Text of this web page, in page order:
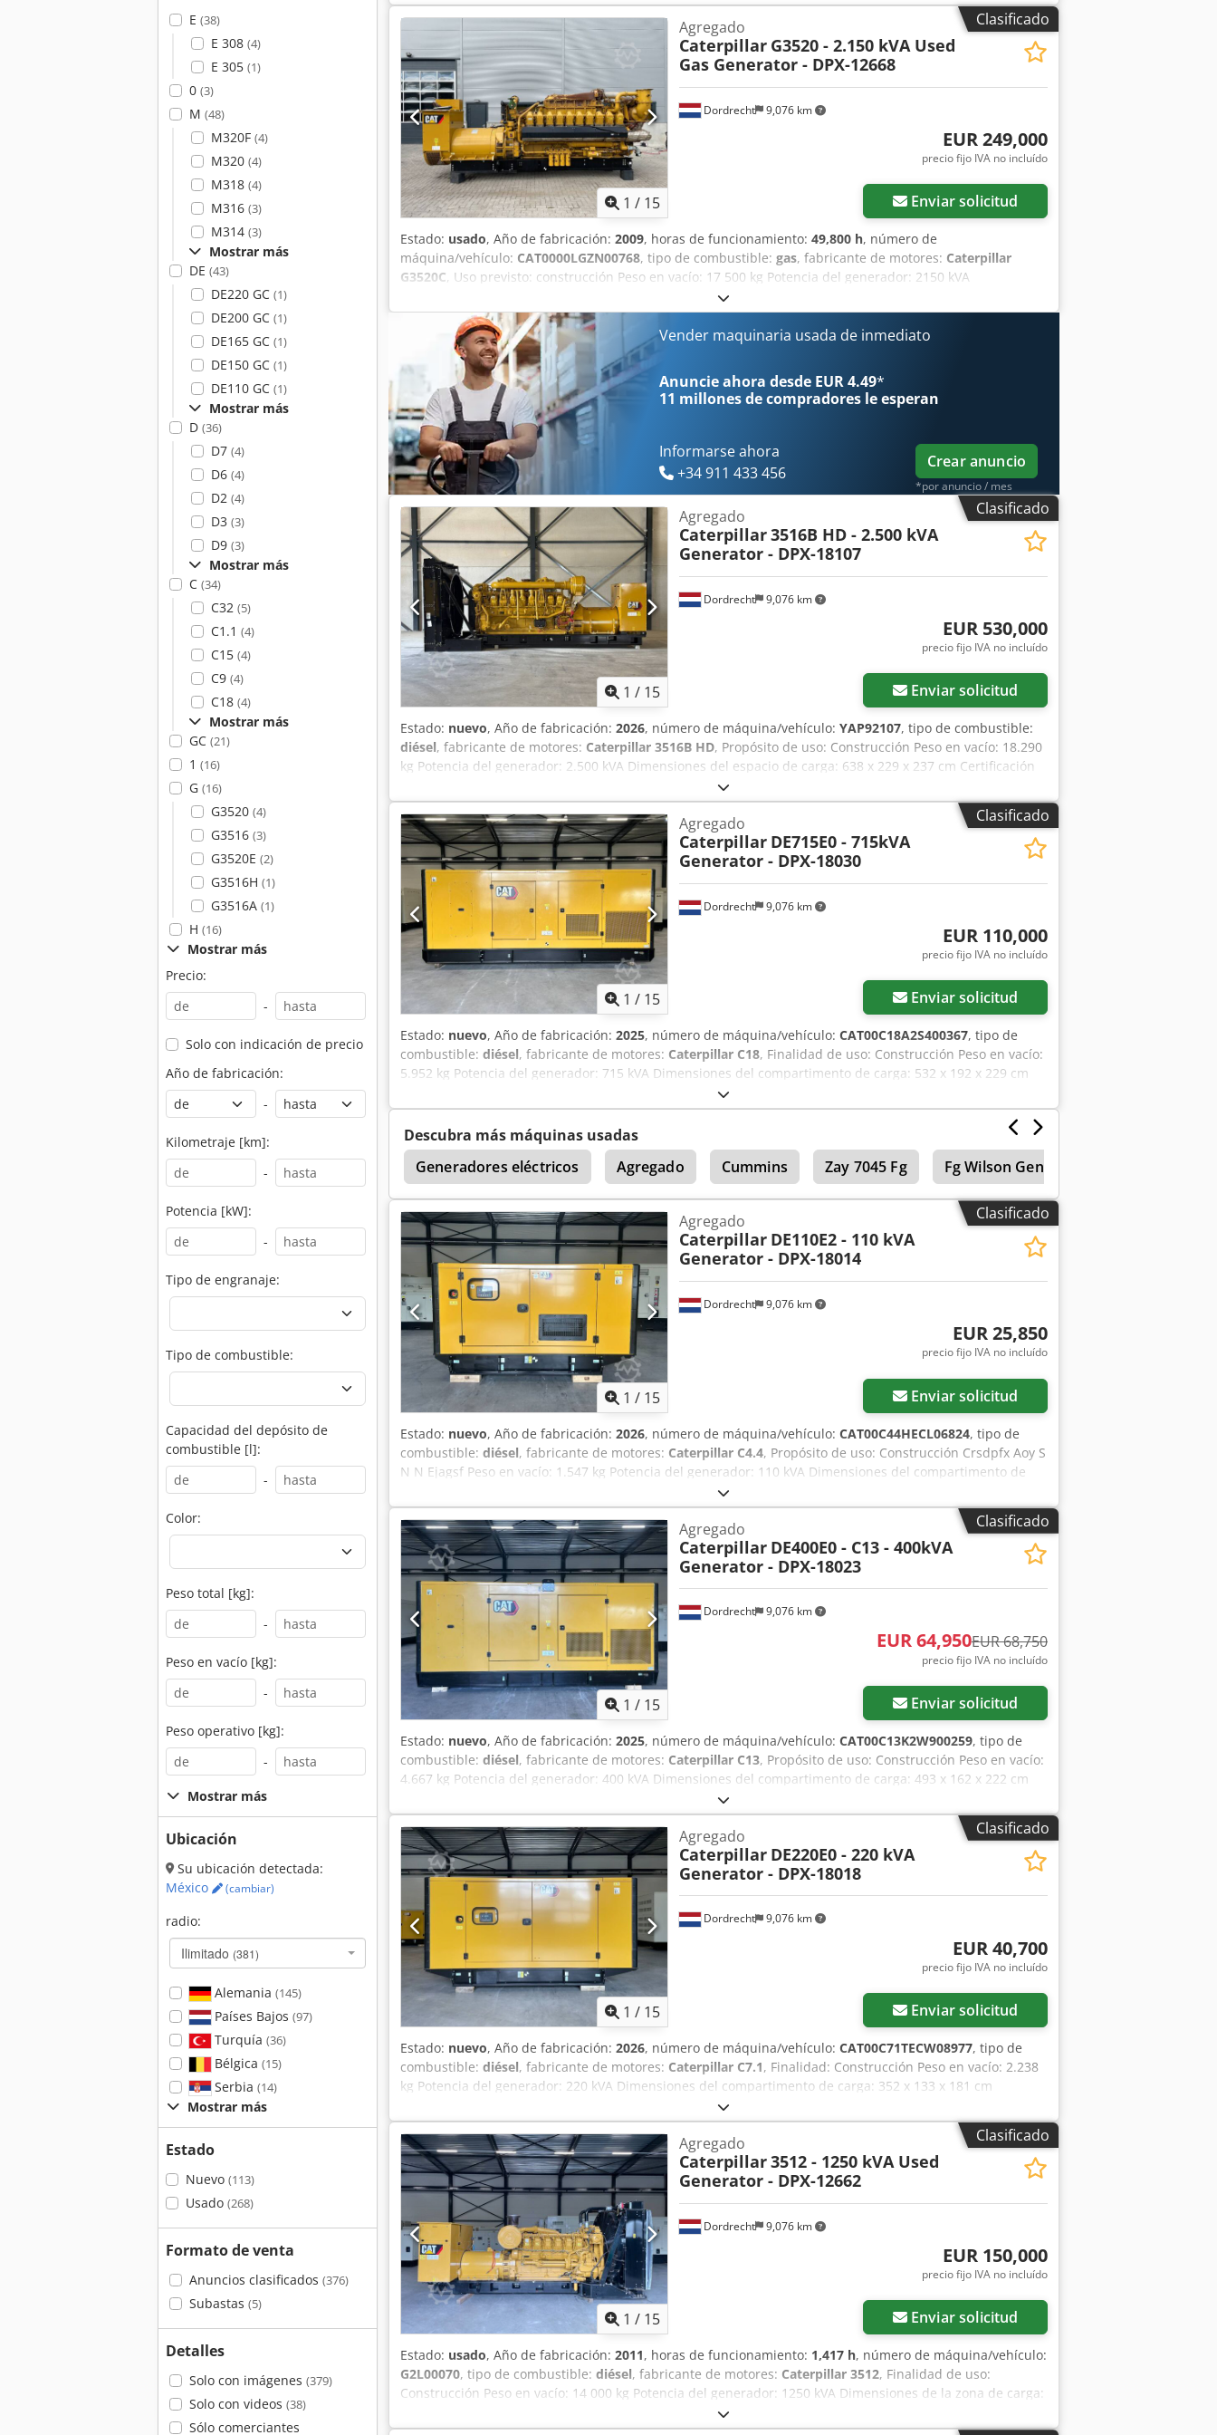
E (38)
E 308 (4)
E 305 (1)
0 (3)
M (48)
M320F (4)
M320 (4)
M318 (4)
M316 (3)
M314 (3)
Mostrar más
DE (43)
DE220 GC (1)
DE200 GC (1)
DE165 GC (1)
DE150 GC (1)
DE110 GC (1)
Mostrar más
D (36)
D7 (4)
D6 (4)
D2 (4)
D3 (3)
D9 (3)
Mostrar más
C (34)
C32 (5)
C1.1 (4)
C15 (4)
C9 (4)
C18 (4)
Mostrar más
GC (21)
1 (16)
G (16)
G3520 (4)
G3516 (3)
G3520E (2)
G3516H (1)
G3516A (1)
H (16)
Mostrar más
Precio:
-
Solo con indicación de precio
Año de fabricación:
-
Kilometraje [km]:
-
Potencia [kW]:
-
Tipo de engranaje:
Tipo de combustible:
Capacidad del depósito de
combustible [l]:
-
Color:
Peso total [kg]:
-
Peso en vacío [kg]:
-
Peso operativo [kg]:
-
Mostrar más
Ubicación
Su ubicación detectada:
México
(cambiar)
radio:
Ilimitado (381)
Alemania (145)
Países Bajos (97)
Turquía (36)
Bélgica (15)
Serbia (14)
Mostrar más
Estado
Nuevo (113)
Usado (268)
Formato de venta
Anuncios clasificados (376)
Subastas (5)
Detalles
Solo con imágenes (379)
Solo con videos (38)
Sólo comerciantes
Opciones y accesorios adicionales = Crodpszpdn Uefx Aagsf - Panel de control
Clasificado
1 / 15
Dordrecht 9,076 km
Agregado
Caterpillar G3520 - 2.150 kVA Used
Gas Generator - DPX-12668
EUR 249,000
precio fijo IVA no incluído
Enviar solicitud
Estado: usado, Año de fabricación: 2009, horas de funcionamiento: 49,800 h, número de
máquina/vehículo: CAT0000LGZN00768, tipo de combustible: gas, fabricante de motores: Caterpillar
G3520C, Uso previsto: construcción Peso en vacío: 17 500 kg Potencia del generador: 2150 kVA
Dimensiones de la zona de carga: 7 x 2 x 27 cm Póngase en contacto con el equipo de DPX para obtener
más información. Crodpfx Aajzpdn Isgef = Opciones y accesorios adicionales = - Panel de control
Vender maquinaria usada de inmediato
Anuncie ahora desde EUR 4.49*
11 millones de compradores le esperan
Informarse ahora
+34 911 433 456
Crear anuncio
*por anuncio / mes
Clasificado
1 / 15
Dordrecht 9,076 km
Agregado
Caterpillar3516B HD - 2.500 kVA
Generator - DPX-18107
EUR 530,000
precio fijo IVA no incluído
Enviar solicitud
Estado: nuevo, Año de fabricación: 2026, número de máquina/vehículo: YAP92107, tipo de combustible:
diésel, fabricante de motores: Caterpillar 3516B HD, Propósito de uso: Construcción Peso en vacío: 18.290
kg Potencia del generador: 2.500 kVA Dimensiones del espacio de carga: 638 x 229 x 237 cm Certificación
CE: sí Póngase en contacto con el equipo de DPX para obtener más información. = Opciones y accesorios
adicionales = - Panel de control Cedpfoy R I D Ssx Aagsrf
Clasificado
1 / 15
Dordrecht 9,076 km
Agregado
Caterpillar DE715E0 - 715kVA
Generator - DPX-18030
EUR 110,000
precio fijo IVA no incluído
Enviar solicitud
Estado: nuevo, Año de fabricación: 2025, número de máquina/vehículo: CAT00C18A2S400367, tipo de
combustible: diésel, fabricante de motores: Caterpillar C18, Finalidad de uso: Construcción Peso en vacío:
5.952 kg Potencia del generador: 715 kVA Dimensiones del compartimento de carga: 532 x 192 x 229 cm
Marcado CE: sí Capacidad del depósito de agua: 1.082 l Póngase en contacto con el equipo de DPX para
más información. Crsdjy Ttpfspfx Aagjf = Otras opciones y accesorios = - Batería - Panel de control - Techo
de acero - Cisterna
Descubra más máquinas usadas
Generadores eléctricos
Agregado Cummins Zay 7045 Fg Fg Wilson Generadores
Combinada Central Electrica
Clasificado
1 / 15
Dordrecht 9,076 km
Agregado
Caterpillar DE110E2 - 110 kVA
Generator - DPX-18014
EUR 25,850
precio fijo IVA no incluído
Enviar solicitud
Estado: nuevo, Año de fabricación: 2026, número de máquina/vehículo: CAT00C44HECL06824, tipo de
combustible: diésel, fabricante de motores: Caterpillar C4.4, Propósito de uso: Construcción Crsdpfx Aoy S
N N Ejagsf Peso en vacío: 1.547 kg Potencia del generador: 110 kVA Dimensiones del compartimento de
carga: 277 x 113 x 153 cm Marcado CE: sí Volumen del depósito de agua: 250 l Contacte al equipo DPX
para obtener más información. = Otras opciones y accesorios = - Batería - Panel de control - Techo de
acero - Cisterna
Clasificado
1 / 15
Dordrecht 9,076 km
Agregado
Caterpillar DE400E0 - C13 - 400kVA
Generator - DPX-18023
EUR 64,950EUR 68,750
precio fijo IVA no incluído
Enviar solicitud
Estado: nuevo, Año de fabricación: 2025, número de máquina/vehículo: CAT00C13K2W900259, tipo de
combustible: diésel, fabricante de motores: Caterpillar C13, Propósito de uso: Construcción Peso en vacío:
4.667 kg Potencia del generador: 400 kVA Dimensiones del compartimento de carga: 493 x 162 x 222 cm
Marcado CE: sí Capacidad del depósito de agua: 800 l País de fabricación: China Póngase en contacto con
el equipo DPX para obtener más información. = Otras opciones y accesorios = - Batería - Panel de control
Crsdpfx Aoy T Uwdsagef - Techo de acero - Cisterna
Clasificado
1 / 15
Dordrecht 9,076 km
Agregado
Caterpillar DE220E0 - 220 kVA
Generator - DPX-18018
EUR 40,700
precio fijo IVA no incluído
Enviar solicitud
Estado: nuevo, Año de fabricación: 2026, número de máquina/vehículo: CAT00C71TECW08977, tipo de
combustible: diésel, fabricante de motores: Caterpillar C7.1, Finalidad: Construcción Peso en vacío: 2.238
kg Potencia del generador: 220 kVA Dimensiones del compartimento de carga: 352 x 133 x 181 cm
Marcado CE: sí Capacidad del depósito de agua: 418 l Credpfx Aajw Thn Ujgof País de fabricación: Reino
Unido Contacte al equipo DPX para obtener más información. = Otras opciones y accesorios = - Batería -
Cuadro de control - Techo de acero - Depósito
Clasificado
1 / 15
Dordrecht 9,076 km
Agregado
Caterpillar3512 - 1250 kVA Used
Generator - DPX-12662
EUR 150,000
precio fijo IVA no incluído
Enviar solicitud
Estado: usado, Año de fabricación: 2011, horas de funcionamiento: 1,417 h, número de máquina/vehículo:
G2L00070, tipo de combustible: diésel, fabricante de motores: Caterpillar 3512, Finalidad de uso:
Construcción Peso en vacío: 14 000 kg Potencia del generador: 1250 kVA Dimensiones de la zona de carga:
565 x 220 x 230 cm País de fabricación: EE. UU. Póngase en contacto con el equipo de DPX para obtener
más información. = Opciones y accesorios adicionales = Crodpszn Erljfx Aagsf - Panel de control